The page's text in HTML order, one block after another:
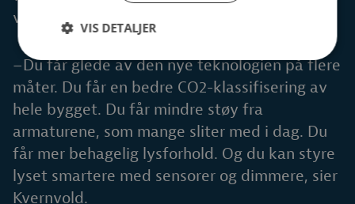
vanlig næringsforbruk.
–Du får glede av den nye teknologien på flere
måter. Du får en bedre CO2-klassifisering av
hele bygget. Du får mindre støy fra
armaturene, som mange sliter med i dag. Du
får mer behagelig lysforhold. Og du kan styre
lyset smartere med sensorer og dimmere, sier
Kvernvold.
VIS DETALJER